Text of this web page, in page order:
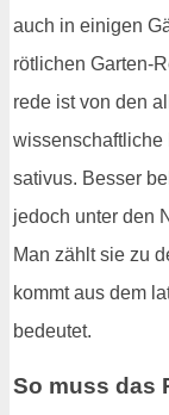
auch in einigen
rötlichen Garten-
rede ist von den
wissenschaftliche
sativus. Besser
jedoch unter den
Man zählt sie zu
kommt aus dem
bedeutet.
So muss das